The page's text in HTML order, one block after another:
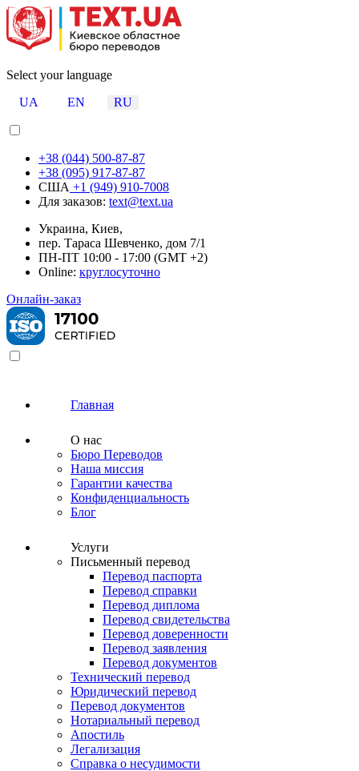
Select your language
UA
EN RU
+38 (044) 500-87-87
+38 (095) 917-87-87
США +1 (949) 910-7008
Для заказов: text@text.ua
Украина, Киев,
пер. Тараса Шевченко, дом 7/1
ПН-ПТ 10:00 - 17:00 (GMT +2)
Online: круглосуточно
Онлайн-заказ
Главная
О нас
Бюро Переводов
Наша миссия
Гарантии качества
Конфиденциальность
Блог
Услуги
Письменный перевод
Перевод паспорта
Перевод справки
Перевод диплома
Перевод свидетельства
Перевод доверенности
Перевод заявления
Перевод документов
Технический перевод
Юридический перевод
Перевод документов
Нотариальный перевод
Апостиль
Легализация
Справка о несудимости